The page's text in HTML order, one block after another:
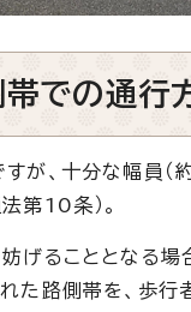
帯での通行
が、十分な幅員
第10条）。
げることとなる
た路側帯を、歩